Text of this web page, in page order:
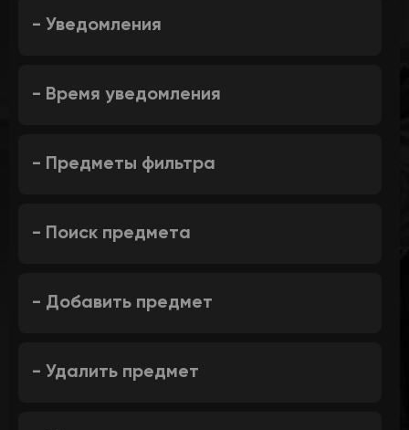
- Уведомления
- Время уведомления
- Предметы фильтра
- Поиск предмета
- Добавить предмет
- Удалить предмет